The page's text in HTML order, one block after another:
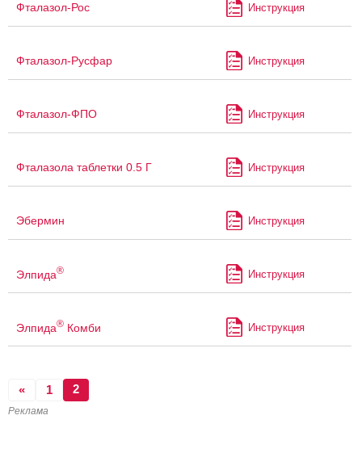
Фталазол-Рос Инструкция
Фталазол-Русфар Инструкция
Фталазол-ФПО Инструкция
Фталазола таблетки 0.5 Г Инструкция
Эбермин Инструкция
Элпида® Инструкция
Элпида® Комби Инструкция
« 1 2
Реклама